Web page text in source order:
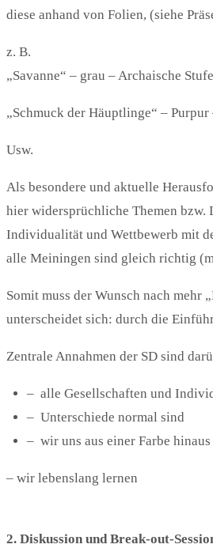
diese anhand von Folien, (siehe
z. B.
„Savanne“ – grau – Archaische
„Schmuck der Häuptlinge“ –
Usw.
Als besondere und aktuelle
hier widersprüchliche Themen bzw.
Individualität und Wettbewerb mit
alle Meiningen sind gleich richtig
Somit muss der Wunsch nach
unterscheidet sich: durch die
Zentrale Annahmen der SD sind
– alle Gesellschaften und
– Unterschiede normal sind
– wir uns aus einer Farbe
– wir lebenslang lernen
2. Diskussion und Break-out-